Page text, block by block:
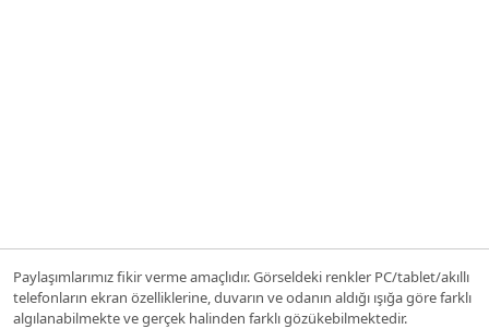
Paylaşımlarımız fikir verme amaçlıdır. Görseldeki renkler PC/tablet/akıllı
telefonların ekran özelliklerine, duvarın ve odanın aldığı ışığa göre farklı
algılanabilmekte ve gerçek halinden farklı gözükebilmektedir.